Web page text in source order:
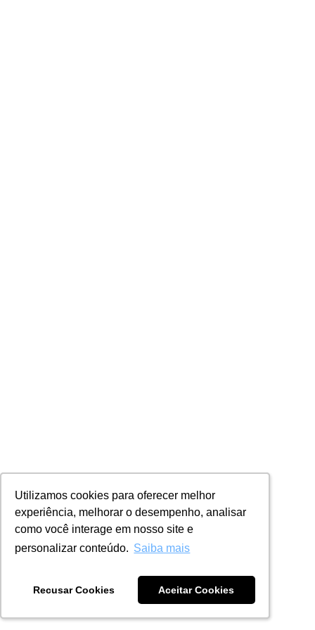
Utilizamos cookies para oferecer melhor
experiência, melhorar o desempenho, analisar
como você interage em nosso site e
personalizar conteúdo. Saiba mais
Recusar Cookies Aceitar Cookies
Utilizamos cookies para oferecer melhor
experiência, melhorar o desempenho, analisar
como você interage em nosso site e
personalizar conteúdo. Saiba mais
Recusar Cookies Aceitar Cookies